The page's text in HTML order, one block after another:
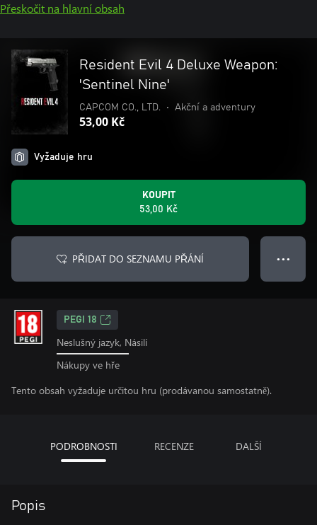
Přeskočit na hlavní obsah
Resident Evil 4 Deluxe Weapon:
'Sentinel Nine'
CAPCOM CO., LTD. • Akční a adventury
53,00 Kč
Vyžaduje hru
KOUPIT
53,00 Kč
PŘIDAT DO SEZNAMU PŘÁNÍ ● ● ●
PEGI 18
Neslušný jazyk, Násilí
Nákupy ve hře
Tento obsah vyžaduje určitou hru (prodávanou samostatně).
PODROBNOSTI RECENZE DALŠÍ
Popis